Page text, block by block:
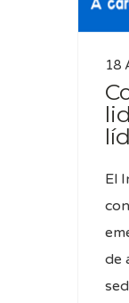
18
El
de